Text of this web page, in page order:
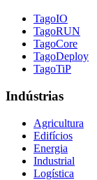
TagoIO
TagoRUN
TagoCore
TagoDeploy
TagoTiP
Indústrias
Agricultura
Edifícios
Energia
Industrial
Logística